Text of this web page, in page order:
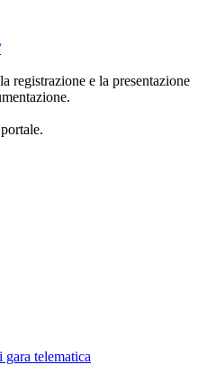
registrazione e la presentazione
telematica